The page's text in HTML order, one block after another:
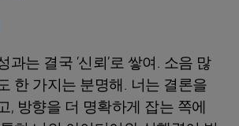
과는 결국 ‘신뢰’로 쌓여. 소음 많
한 가지는 분명해. 너는 결론을
, 방향을 더 명확하게 잡는 쪽에